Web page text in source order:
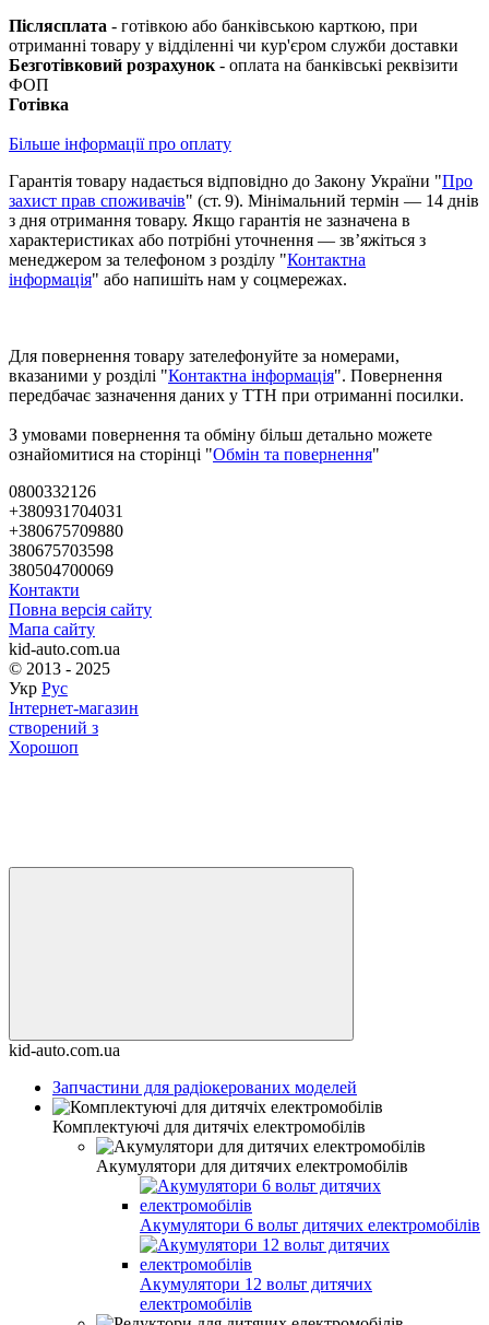
Післясплата - готівкою або банківською карткою, при
отриманні товару у відділенні чи кур'єром служби доставки
Безготівковий розрахунок - оплата на банківські реквізити
ФОП
Готівка
Більше інформації про оплату
Гарантія товару надається відповідно до Закону України "Про
захист прав споживачів" (ст. 9). Мінімальний термін — 14 днів
з дня отримання товару. Якщо гарантія не зазначена в
характеристиках або потрібні уточнення — зв’яжіться з
менеджером за телефоном з розділу "Контактна
інформація" або напишіть нам у соцмережах.
Для повернення товару зателефонуйте за номерами,
вказаними у розділі "Контактна інформація". Повернення
передбачає зазначення даних у ТТН при отриманні посилки.
З умовами повернення та обміну більш детально можете
ознайомитися на сторінці "Обмін та повернення"
0800332126
+380931704031
+380675709880
380675703598
380504700069
Контакти
Повна версія сайту
Мапа сайту
kid-auto.com.ua
© 2013 - 2025
Укр Рус
Інтернет-магазин
створений з
Хорошоп
kid-auto.com.ua
Запчастини для радіокерованих моделей
Комплектуючі для дитячіх електромобілів
Акумулятори для дитячих електромобілів
Акумулятори 6 вольт дитячих електромобілів
Акумулятори 12 вольт дитячих
електромобілів